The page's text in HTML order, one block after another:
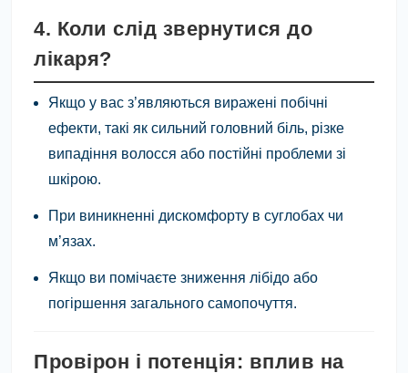
4. Коли слід звернутися до
лікаря?
Якщо у вас з’являються виражені побічні
ефекти, такі як сильний головний біль, різке
випадіння волосся або постійні проблеми зі
шкірою.
При виникненні дискомфорту в суглобах чи
м’язах.
Якщо ви помічаєте зниження лібідо або
погіршення загального самопочуття.
Провірон і потенція: вплив на